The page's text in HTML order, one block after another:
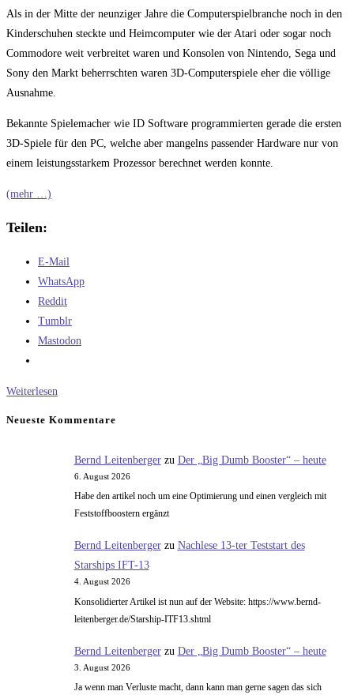
Als in der Mitte der neunziger Jahre die Computerspielbranche noch in den
Kinderschuhen steckte und Heimcomputer wie der Atari oder sogar noch
Commodore weit verbreitet waren und Konsolen von Nintendo, Sega und
Sony den Markt beherrschten waren 3D-Computerspiele eher die völlige
Ausnahme.
Bekannte Spielemacher wie ID Software programmierten gerade die ersten
3D-Spiele für den PC, welche aber mangelns passender Hardware nur von
einem leistungsstarkem Prozessor berechnet werden konnte.
(mehr …)
Teilen:
E-Mail
WhatsApp
Reddit
Tumblr
Mastodon
Weiterlesen
Voodoo
Graphics
Neueste Kommentare
Bernd Leitenbergerzu Der „Big Dumb Booster“ – heute
6. August 2026
Habe den artikel noch um eine Optimierung und einen vergleich mit
Feststoffboostern ergänzt
Bernd Leitenbergerzu Nachlese 13-ter Teststart des
Starships IFT-13
4. August 2026
Konsolidierter Artikel ist nun auf der Website: https://www.bernd-
leitenberger.de/Starship-ITF13.shtml
Bernd Leitenbergerzu Der „Big Dumb Booster“ – heute
3. August 2026
Ja wenn man Verluste macht, dann kann man gerne sagen das sich